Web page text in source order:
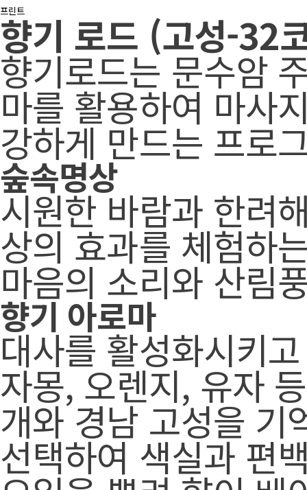
프린트
향기 로드 (고성-32
향기로드는 문수암
마를 활용하여 마사
강하게 만드는 프로
숲속명상
시원한 바람과 한려
상의 효과를 체험하
마음의 소리와 산림
향기 아로마
대사를 활성화시키
자몽, 오렌지, 유자
개와 경남 고성을 기
선택하여 색실과 편